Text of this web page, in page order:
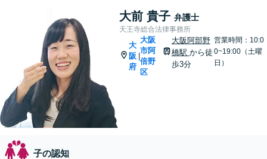
大前 貴子 弁護士
天王寺総合法律事務所
大
阪
府
大阪
市阿
倍野
区
大阪阿部野
橋駅 から徒
歩3分
営業時間：10:0
0~19:00（土曜
日）
子の認知